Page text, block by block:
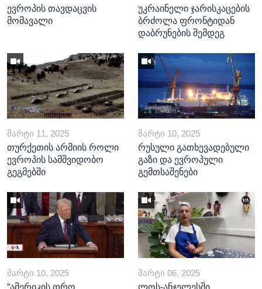
ევროპის თავდაცვის
მომავალი
უკრაინელი ჯარისკაცების
ბრძოლა ფრონტიდან
დაბრუნების შემდეგ
ᲛᲐᲠᲢᲘ 11, 2025
თურქეთის არმიის როლი
ევროპის სამშვიდობო
გეგმებში
ᲛᲐᲠᲢᲘ 10, 2025
რუსული გათხევადებული
გაზი და ევროპული
გემთსაშენები
ᲛᲐᲠᲢᲘ 10, 2025
“ამერიკის დრო
ᲛᲐᲠᲢᲘ 06, 2025
ლოს-ანჯელესში